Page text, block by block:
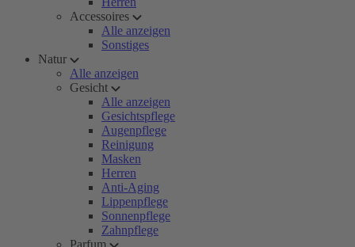
Accessoires
Alle anzeigen
Sonstiges
Natur
Alle anzeigen
Gesicht
Alle anzeigen
Gesichtspflege
Augenpflege
Reinigung
Masken
Herren
Anti-Aging
Lippenpflege
Sonnenpflege
Zahnpflege
Parfum